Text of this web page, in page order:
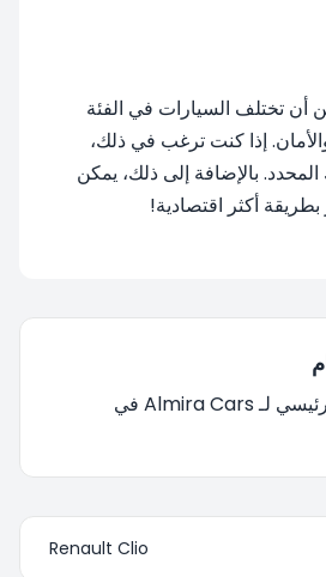
أن تختلف السيارات في الفئة
إذا كنت ترغب في ذلك،
بالإضافة إلى ذلك، يمكن
يقع المقر الرئيسي لـ Almira Cars في
Renault Clio